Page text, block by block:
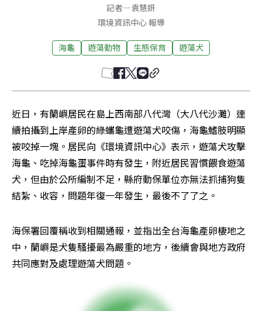
記者—袁慧妍
環境資訊中心 報導
海龜 遊蕩動物 生態保育 遊蕩犬
近日，有蘭嶼居民在島上西南部八代灣（大八代沙灘）連
續拍攝到上岸產卵的綠蠵龜遭遊蕩犬咬傷，海龜鰭肢明顯
被咬掉一塊。居民向《環境資訊中心》表示，遊蕩犬攻擊
海龜、吃掉海龜蛋事件時有發生，附近居民習慣餵食遊蕩
犬，但由於公所編制不足，縣府動保單位亦無法抓捕狗隻
結紮、收容，問題年復一年發生，最後不了了之。
海保署回覆稱收到相關通報，並指出全台海龜產卵棲地之
中，蘭嶼是犬隻騷擾最為嚴重的地方，後續會與地方政府
共同應對及處理遊蕩犬問題。